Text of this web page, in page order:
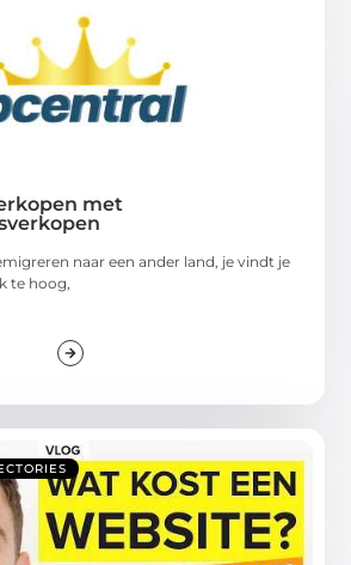
met
naar een ander land, je vindt je
te hoog,